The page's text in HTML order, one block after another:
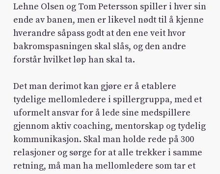
Lehne Olsen og Tom Petersson spiller i hver sin
ende av banen, men er likevel nødt til å kjenne
hverandre såpass godt at den ene veit hvor
bakromspasningen skal slås, og den andre
forstår hvilket løp han skal ta.
Det man derimot kan gjøre er å etablere
tydelige mellomledere i spillergruppa, med et
uformelt ansvar for å lede sine medspillere
gjennom aktiv coaching, mentorskap og tydelig
kommunikasjon. Skal man holde rede på 300
relasjoner og sørge for at alle trekker i samme
retning, må man ha mellomledere som tar et